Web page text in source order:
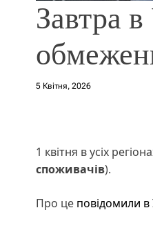
Завтра в
5 Квітня, 2026
1 квітня в усіх
споживачів).
Про це повідомили